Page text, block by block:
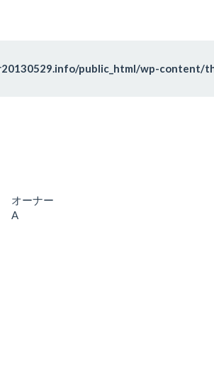
public_html/wp-content/
オーナー
A